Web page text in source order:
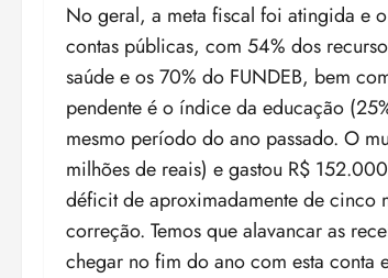
No geral, a meta fiscal foi atingida e
contas públicas, com 54% dos
saúde e os 70% do FUNDEB, bem
pendente é o índice da educação
mesmo período do ano passado. O
milhões de reais) e gastou R$
déficit de aproximadamente de cinco
correção. Temos que alavancar as
chegar no fim do ano com esta conta